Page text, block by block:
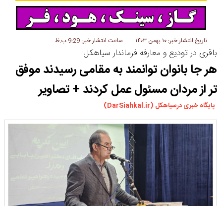
گیلان
سیاهکل
دیلمان
روستاها
ورزشی
سیاسی
چندرسانه ای
درباره ما
تاریخ انتشار خبر: ۱۰ بهمن ۱۴۰۳ ساعت انتشار خبر: 9:29 ب.ظ
باقری در تودیع و معارفه فرماندار سیاهکل:
هر جا بانوان توانمند به مقامی رسیدند موفق
تر از مردان مسئول عمل کردند + تصاویر
پایگاه خبری درسیاهکل (DarSiahkal.ir)